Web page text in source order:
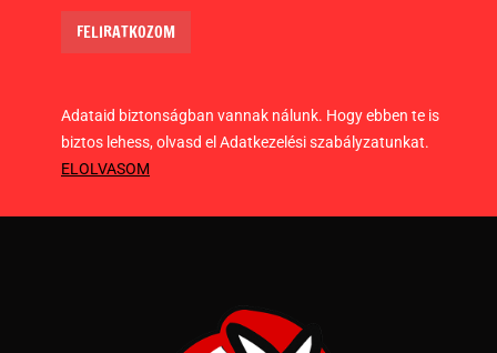
Adataid biztonságban vannak nálunk. Hogy ebben te is
biztos lehess, olvasd el Adatkezelési szabályzatunkat.
ELOLVASOM